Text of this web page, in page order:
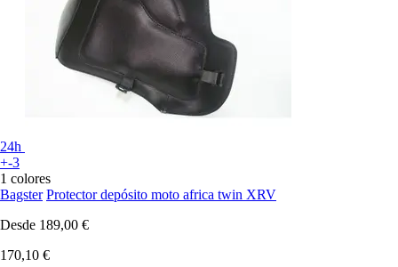
24h
+-3
1 colores
Bagster Protector depósito moto africa twin XRV
Desde 189,00 €
170,10 €